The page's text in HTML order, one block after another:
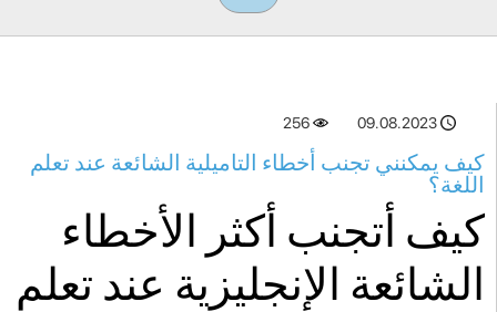
09.08.2023
256
كيف يمكنني تجنب أخطاء التاميلية الشائعة عند تعلم
اللغة؟
كيف أتجنب أكثر الأخطاء
الشائعة الإنجليزية عند تعلم